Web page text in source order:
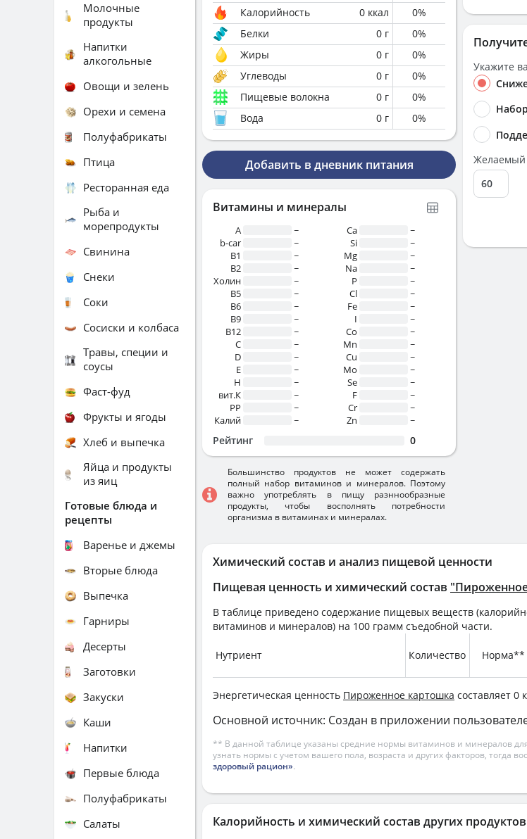
Химический состав и анализ пищевой ценности
Пищевая ценность и химический состав
В таблице приведено содержание пищевых веществ
витаминов и минералов) на 100 грамм съедобной части.
Нутриент Количество Норма**
Энергетическая ценность Пироженное картошка составляет 0
Основной источник: Создан в приложении
** В данной таблице указаны средние нормы витаминов и минералов для
узнать нормы с учетом вашего пола, возраста и других факторов, тогда
здоровый рацион».
Калорийность 0 ккал 0%
Белки
0 г 0%
Жиры
0 г 0%
Углеводы
0 г 0%
Пищевые волокна
0 г 0%
Вода
0 г 0%
Добавить в дневник питания
Витамины и минералы
A
~
b-car
~
В1
~
B2
~
Холин
~
B5
~
B6
~
B9
~
B12
~
C
~
D
~
E
~
H
~
вит.К
~
PP
~
Калий
~
Ca
~
Si
~
Mg
~
Na
~
P
~
Cl
~
Fe
~
I
~
Co
~
Mn
~
Cu
~
Mo
~
Se
~
F
~
Cr
~
Zn
~
Рейтинг 0
Большинство продуктов не может содержать
полный набор витаминов и минералов. Поэтому
важно употреблять в пищу разннообразные
продукты, чтобы восполнять потребности
организма в витаминах и минералах.
Укажите
Желаемый
Калорийность и химический состав других продуктов
Молочные
продукты
Напитки
алкогольные
Овощи и зелень
Орехи и семена
Полуфабрикаты
Птица
Ресторанная еда
Рыба и
морепродукты
Свинина
Снеки
Соки
Сосиски и колбаса
Травы, специи и
соусы
Фаст-фуд
Фрукты и ягоды
Хлеб и выпечка
Яйца и продукты
из яиц
Готовые блюда и
рецепты
Варенье и джемы
Вторые блюда
Выпечка
Гарниры
Десерты
Заготовки
Закуски
Каши
Напитки
Первые блюда
Полуфабрикаты
Салаты